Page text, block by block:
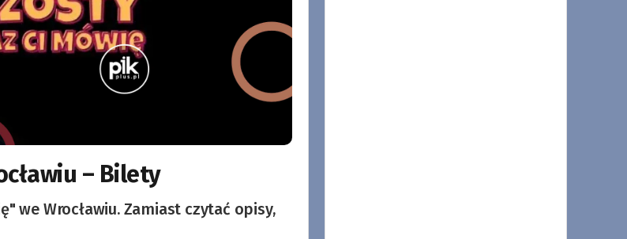
– Bilety
we Wrocławiu. Zamiast czytać opisy,